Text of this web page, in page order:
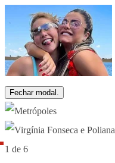
Fechar modal.
1 de 6